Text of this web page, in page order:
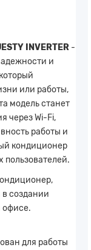
INVERTER -
и
или работы,
модель станет
через Wi-Fi,
работы и
кондиционер
создании
офисе.
для работы